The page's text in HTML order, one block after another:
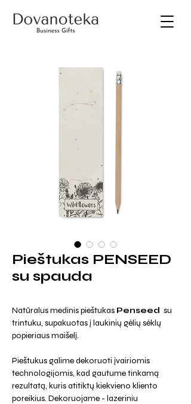
Pieštukas PENSEED
su spauda
Natūralus medinis pieštukas Penseed su
trintuku, supakuotas į laukinių gėlių sėklų
popieriaus maišelį.
Pieštukus galime dekoruoti įvairiomis
technologijomis, kad gautume tinkamą
rezultatą, kuris atitiktų kiekvieno kliento
poreikius. Dekoruojame - lazeriniu